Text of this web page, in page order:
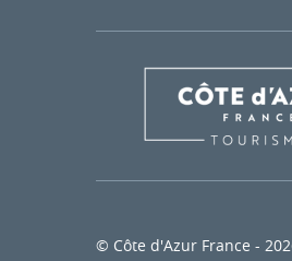
© Côte d'Azur France -